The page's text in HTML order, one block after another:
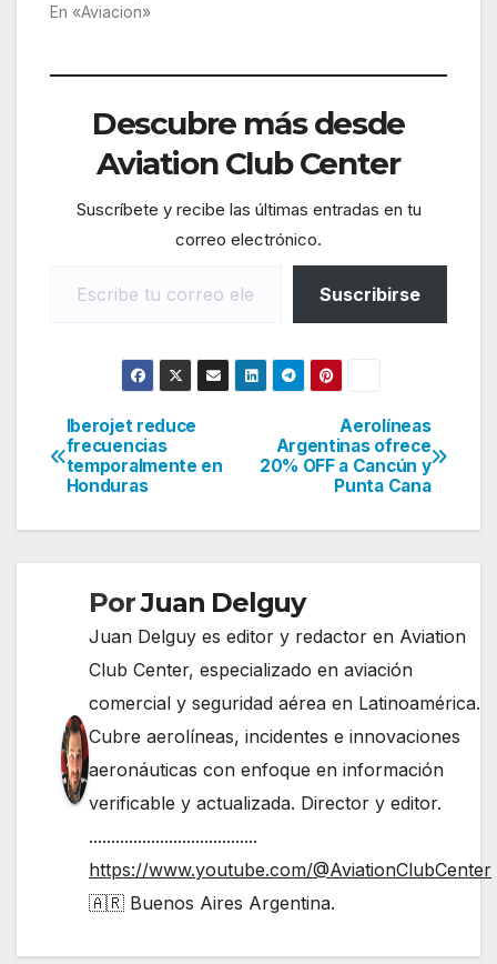
En «Aviacion»
Descubre más desde
Aviation Club Center
Suscríbete y recibe las últimas entradas en tu
correo electrónico.
Suscribirse
Navegación
de
entradas
Aerolíneas
Argentinas ofrece
20% OFF a Cancún y
Punta Cana
Iberojet reduce
frecuencias
temporalmente en
Honduras
PorJuan Delguy
Juan Delguy es editor y redactor en Aviation
Club Center, especializado en aviación
comercial y seguridad aérea en Latinoamérica.
Cubre aerolíneas, incidentes e innovaciones
aeronáuticas con enfoque en información
verificable y actualizada. Director y editor.
......................................
https://www.youtube.com/@AviationClubCenter
🇦🇷 Buenos Aires Argentina.